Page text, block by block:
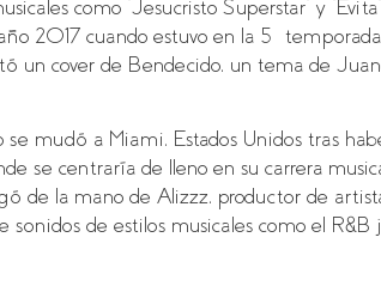
como “Jesucristo Superstar” y
2017 cuando estuvo en la 5ª
un cover de Bendecido, un tema de
se mudó a Miami, Estados Unidos tras
se centraría de lleno en su carrera
de la mano de Alizzz, productor de
sonidos de estilos musicales como el R&B